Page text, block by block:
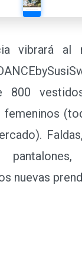
al
800
femeninos
nuevas